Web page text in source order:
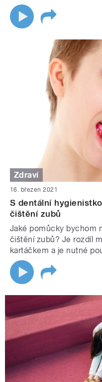
Zdraví
16. březen 2021
S dentální
čištění zubů
Jaké pomůcky bychom
čištění zubů? Je rozdíl
kartáčkem a je nutné